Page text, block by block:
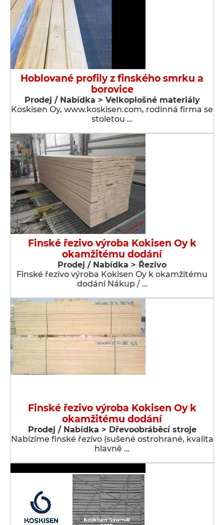
Hoblované profily z finského smrku a
borovice
Prodej / Nabídka > Velkoplošné materiály
Koskisen Oy, www.koskisen.com, rodinná firma se
stoletou …
Finské řezivo výroba Kokisen Oy k
okamžitému dodání
Prodej / Nabídka > Řezivo
Finské řezivo výroba Kokisen Oy k okamžitému
dodání Nákup / …
Finské řezivo výroba Kokisen Oy k
okamžitému dodání
Prodej / Nabídka > Dřevoobráběcí stroje
Nabízíme finské řezivo (sušené ostrohrané, kvalita
hlavně …